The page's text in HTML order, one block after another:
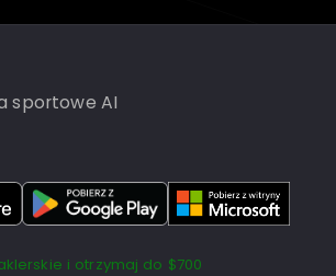
sportowe AI
i otrzymaj do $700